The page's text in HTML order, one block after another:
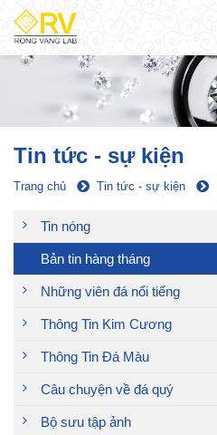
Tin tức - sự kiện
Trang chủ Tin tức - sự kiện
Tin nóng
Bản tin hàng tháng
Những viên đá nổi tiếng
Thông Tin Kim Cương
Thông Tin Đá Màu
Câu chuyện về đá quý
Bộ sưu tập ảnh